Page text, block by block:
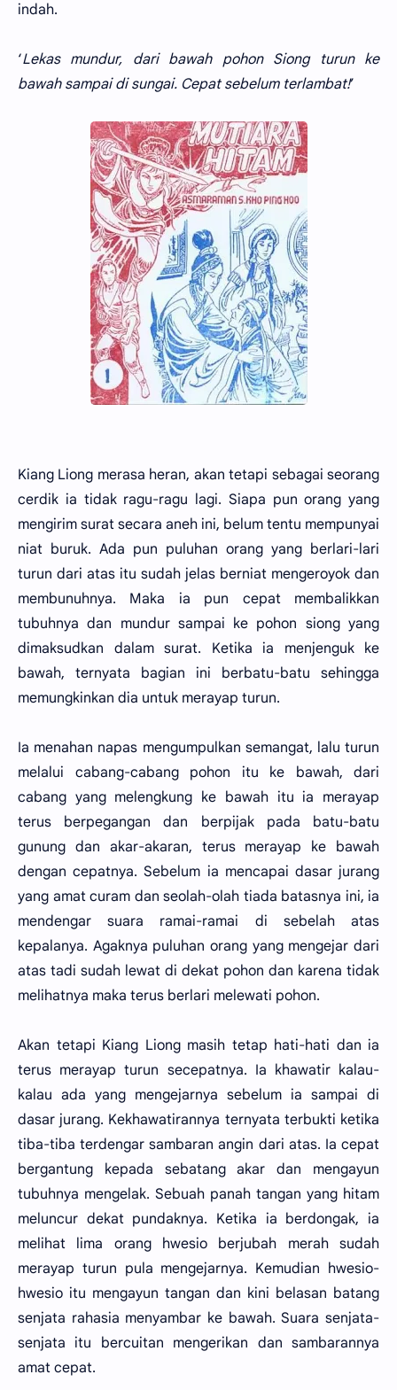
indah.
‘Lekas mundur, dari bawah pohon Siong turun ke
bawah sampai di sungai. Cepat sebelum terlambat!’
Kiang Liong merasa heran, akan tetapi sebagai seorang
cerdik ia tidak ragu-ragu lagi. Siapa pun orang yang
mengirim surat secara aneh ini, belum tentu mempunyai
niat buruk. Ada pun puluhan orang yang berlari-lari
turun dari atas itu sudah jelas berniat mengeroyok dan
membunuhnya. Maka ia pun cepat membalikkan
tubuhnya dan mundur sampai ke pohon siong yang
dimaksudkan dalam surat. Ketika ia menjenguk ke
bawah, ternyata bagian ini berbatu-batu sehingga
memungkinkan dia untuk merayap turun.
Ia menahan napas mengumpulkan semangat, lalu turun
melalui cabang-cabang pohon itu ke bawah, dari
cabang yang melengkung ke bawah itu ia merayap
terus berpegangan dan berpijak pada batu-batu
gunung dan akar-akaran, terus merayap ke bawah
dengan cepatnya. Sebelum ia mencapai dasar jurang
yang amat curam dan seolah-olah tiada batasnya ini, ia
mendengar suara ramai-ramai di sebelah atas
kepalanya. Agaknya puluhan orang yang mengejar dari
atas tadi sudah lewat di dekat pohon dan karena tidak
melihatnya maka terus berlari melewati pohon.
Akan tetapi Kiang Liong masih tetap hati-hati dan ia
terus merayap turun secepatnya. Ia khawatir kalau-
kalau ada yang mengejarnya sebelum ia sampai di
dasar jurang. Kekhawatirannya ternyata terbukti ketika
tiba-tiba terdengar sambaran angin dari atas. Ia cepat
bergantung kepada sebatang akar dan mengayun
tubuhnya mengelak. Sebuah panah tangan yang hitam
meluncur dekat pundaknya. Ketika ia berdongak, ia
melihat lima orang hwesio berjubah merah sudah
merayap turun pula mengejarnya. Kemudian hwesio-
hwesio itu mengayun tangan dan kini belasan batang
senjata rahasia menyambar ke bawah. Suara senjata-
senjata itu bercuitan mengerikan dan sambarannya
amat cepat.